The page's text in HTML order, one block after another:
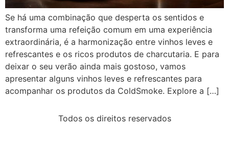
Se há uma combinação que desperta os sentidos e
transforma uma refeição comum em uma experiência
extraordinária, é a harmonização entre vinhos leves e
refrescantes e os ricos produtos de charcutaria. E para
deixar o seu verão ainda mais gostoso, vamos
apresentar alguns vinhos leves e refrescantes para
acompanhar os produtos da ColdSmoke. Explore a […]
Todos os direitos reservados